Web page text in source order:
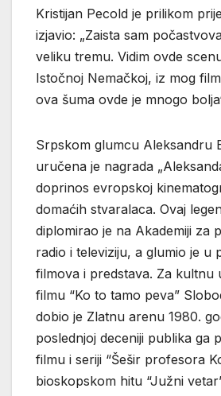
Kristijan Pecold je prilikom
izjavio: „Zaista sam
veliku tremu. Vidim ovde
Istočnoj Nemačkoj, iz mog
ova šuma ovde je mnogo
Srpskom glumcu Aleksandru
uručena je nagrada
doprinos evropskoj
domaćih stvaralaca. Ovaj
diplomirao je na Akademiji za
radio i televiziju, a glumio je u
filmova i predstava. Za kultnu
filmu “Ko to tamo peva”
dobio je Zlatnu arenu 1980.
poslednjoj deceniji publika ga
filmu i seriji “Šešir profesora
bioskopskom hitu “Južni